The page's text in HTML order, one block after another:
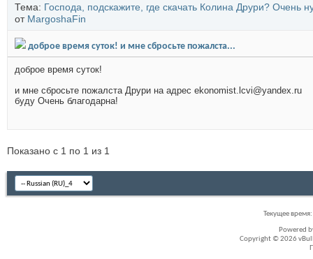
Тема: Господа, подскажите, где скачать Колина Друри? Очень
от MargoshaFin
доброе время суток! и мне сбросьте пожалста...
доброе время суток!
и мне сбросьте пожалста Друри на адрес ekonomist.lcvi@yandex.ru
буду Очень благодарна!
Показано с 1 по 1 из 1
Текущее время:
Powered
Copyright © 2026